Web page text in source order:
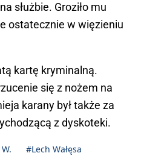
służbie. Groziło mu
ostatecznie w więzieniu
kartę kryminalną.
się z nożem na
karany był także za
z dyskoteki.
#Lech Wałęsa